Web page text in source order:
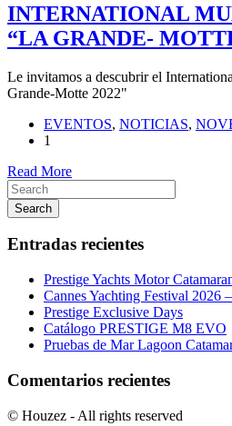
INTERNATIONAL
“LA GRANDE-
Le invitamos a descubrir el
Grande-Motte 2022"
EVENTOS, NOTICIAS,
1
Read More
Search
Entradas recientes
Prestige Yachts Motor
Cannes Yachting Festival 2026
Prestige Exclusive Days
Catálogo PRESTIGE M8 EVO
Pruebas de Mar Lagoon
Comentarios recientes
© Houzez - All rights reserved